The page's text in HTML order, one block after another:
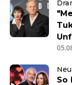
So